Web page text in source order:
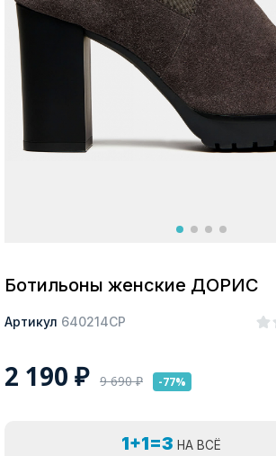
Москва
Ботильоны женские ДОРИС
Артикул 640214СР
2 190 ₽ 9 690₽ -77%
1+1=3 НА ВСЁ